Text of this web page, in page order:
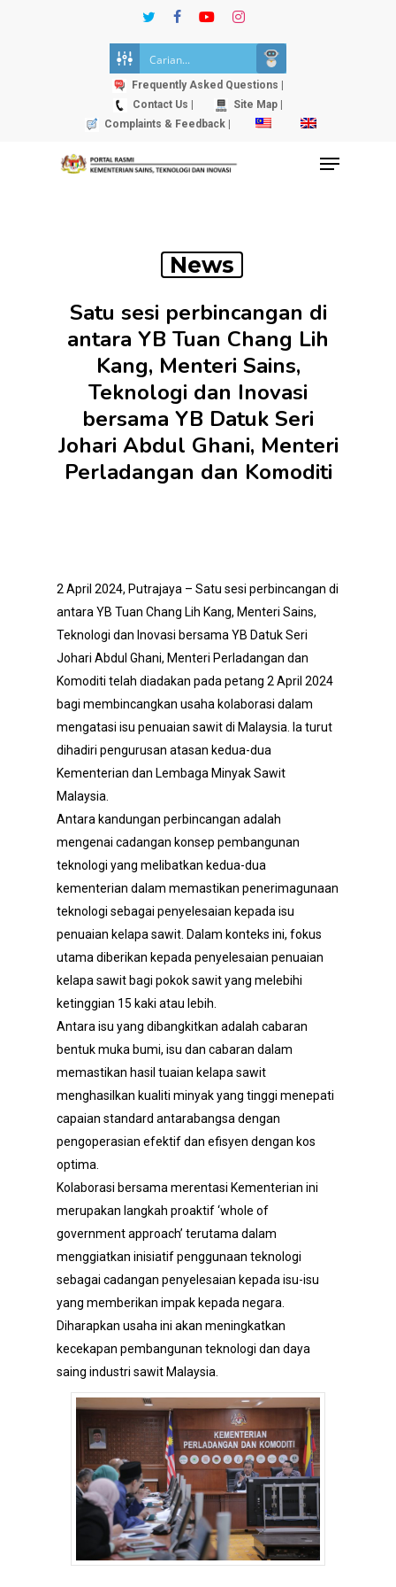
twitterfacebookyoutubeinstagram
Frequently Asked Questions |
Contact Us |
Site Map |
Complaints & Feedback |
Menu
News
Satu sesi perbincangan di
antara YB Tuan Chang Lih
Kang, Menteri Sains,
Teknologi dan Inovasi
bersama YB Datuk Seri
Johari Abdul Ghani, Menteri
Perladangan dan Komoditi
2 April 2024, Putrajaya – Satu sesi perbincangan di
antara YB Tuan Chang Lih Kang, Menteri Sains,
Teknologi dan Inovasi bersama YB Datuk Seri
Johari Abdul Ghani, Menteri Perladangan dan
Komoditi telah diadakan pada petang 2 April 2024
bagi membincangkan usaha kolaborasi dalam
mengatasi isu penuaian sawit di Malaysia. Ia turut
dihadiri pengurusan atasan kedua-dua
Kementerian dan Lembaga Minyak Sawit
Malaysia.
Antara kandungan perbincangan adalah
mengenai cadangan konsep pembangunan
teknologi yang melibatkan kedua-dua
kementerian dalam memastikan penerimagunaan
teknologi sebagai penyelesaian kepada isu
penuaian kelapa sawit. Dalam konteks ini, fokus
utama diberikan kepada penyelesaian penuaian
kelapa sawit bagi pokok sawit yang melebihi
ketinggian 15 kaki atau lebih.
Antara isu yang dibangkitkan adalah cabaran
bentuk muka bumi, isu dan cabaran dalam
memastikan hasil tuaian kelapa sawit
menghasilkan kualiti minyak yang tinggi menepati
capaian standard antarabangsa dengan
pengoperasian efektif dan efisyen dengan kos
optima.
Kolaborasi bersama merentasi Kementerian ini
merupakan langkah proaktif ‘whole of
government approach’ terutama dalam
menggiatkan inisiatif penggunaan teknologi
sebagai cadangan penyelesaian kepada isu-isu
yang memberikan impak kepada negara.
Diharapkan usaha ini akan meningkatkan
kecekapan pembangunan teknologi dan daya
saing industri sawit Malaysia.